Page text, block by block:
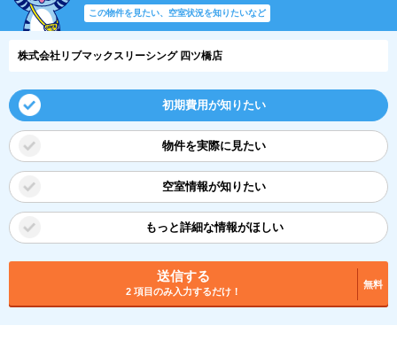
この物件を見たい、空室状況を知りたいなど
株式会社リブマックスリーシング 四ツ橋店
初期費用が知りたい
物件を実際に見たい
空室情報が知りたい
もっと詳細な情報がほしい
送信する
2 項目のみ入力するだけ！
無料